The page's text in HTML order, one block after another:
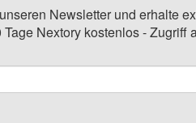
Newsletter und erhalte
Tage Nextory kostenlos - Zugriff